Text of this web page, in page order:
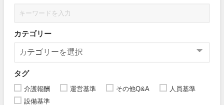
カテゴリー
タグ
介護報酬 運営基準 その他Q&A
人員基準
設備基準